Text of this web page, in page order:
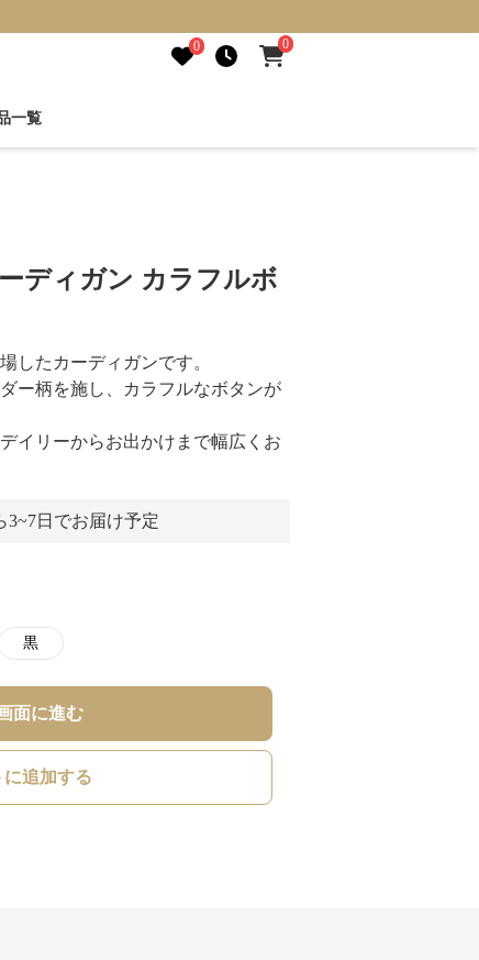
0 0
一覧
ディガン カラフルボ
したカーディガンです。
ー柄を施し、カラフルなボタンが
イリーからお出かけまで幅広くお
3~7日でお届け予定
黒
面に進む
に追加する